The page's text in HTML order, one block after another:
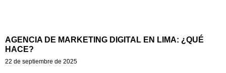
AGENCIA DE MARKETING DIGITAL EN LIMA: ¿QUÉ
HACE?
22 de septiembre de 2025